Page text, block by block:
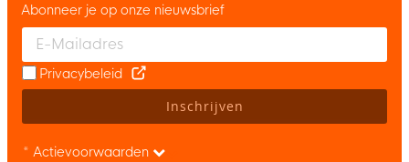
Enter your email and accept the privacy policy to subscribe to
Abonneer je op onze nieuwsbrief
Privacybeleid
Inschrijven
* Actievoorwaarden